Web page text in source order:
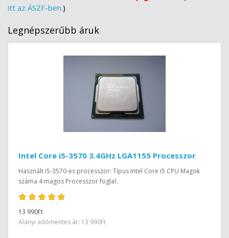
itt az ÁSZF-ben.)
Legnépszerűbb áruk
Intel Core i5-3570 3.4GHz LGA1155 Processzor
Használt i5-3570-es processzor: Típus Intel Core i5 CPU Magok
száma 4 magos Processzor foglal..
13 990Ft
Alanyi adómentes ár: 13 990Ft